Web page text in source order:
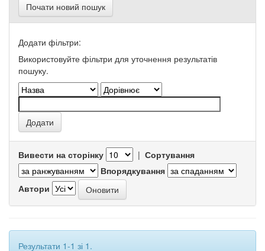
Почати новий пошук
Додати фільтри:
Використовуйте фільтри для уточнення результатів
пошуку.
Вивести на сторінку | Сортування
Впорядкування
Автори
Результати 1-1 зі 1.